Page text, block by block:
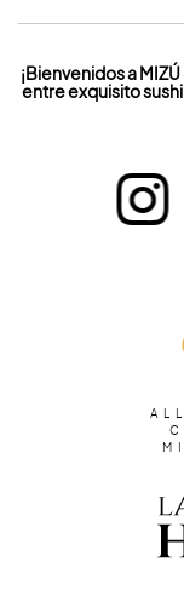
¡Bienvenidos a
entre exquisito